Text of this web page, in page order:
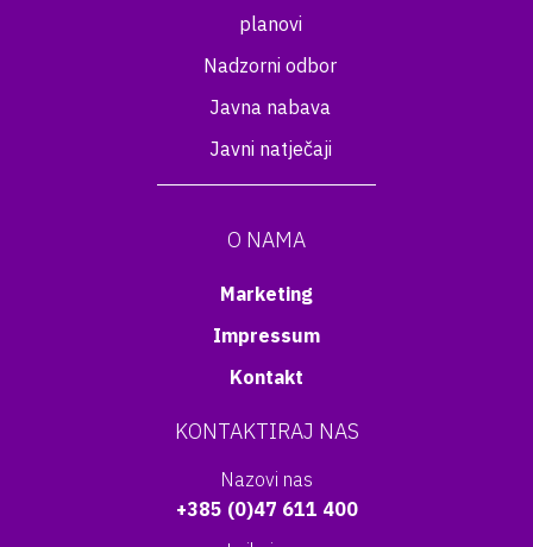
planovi
Nadzorni odbor
Javna nabava
Javni natječaji
O NAMA
Marketing
Impressum
Kontakt
KONTAKTIRAJ NAS
Nazovi nas
+385 (0)47 611 400